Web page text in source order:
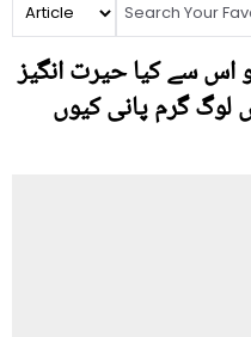
اس سے کیا حیرت انگیز
لوگ گرم پانی کیوں